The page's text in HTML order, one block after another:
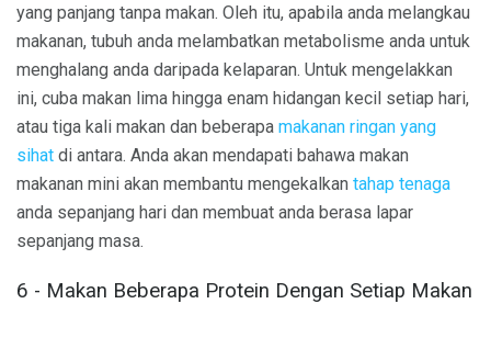
yang panjang tanpa makan. Oleh itu, apabila anda melangkau
makanan, tubuh anda melambatkan metabolisme anda untuk
menghalang anda daripada kelaparan. Untuk mengelakkan
ini, cuba makan lima hingga enam hidangan kecil setiap hari,
atau tiga kali makan dan beberapa makanan ringan yang
sihat di antara. Anda akan mendapati bahawa makan
makanan mini akan membantu mengekalkan tahap tenaga
anda sepanjang hari dan membuat anda berasa lapar
sepanjang masa.
6 - Makan Beberapa Protein Dengan Setiap Makan